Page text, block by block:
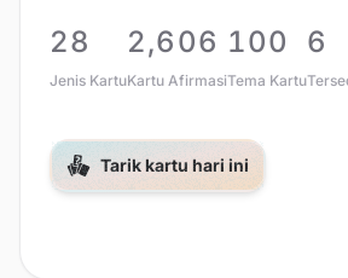
28
Jenis Kartu
2,606
Kartu Afirmasi
100
Tema Kartu
6
Tarik kartu hari ini